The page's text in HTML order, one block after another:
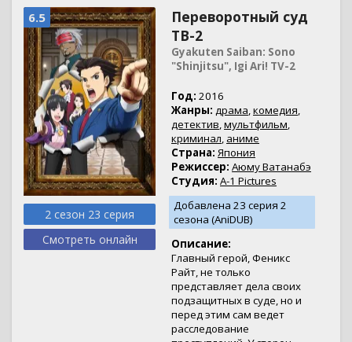
6.5
2 сезон 23 серия
Смотреть онлайн
Переворотный суд
ТВ-2
Gyakuten Saiban: Sono
"Shinjitsu", Igi Ari! TV-2
Год: 2016
Жанры: драма,комедия,
детектив,мультфильм,
криминал, аниме
Страна: Япония
Режиссер: Аюму Ватанабэ
Студия: A-1 Pictures
Добавлена 23 серия 2
сезона (AniDUB)
Описание:
Главный герой, Феникс
Райт, не только
представляет дела своих
подзащитных в суде, но и
перед этим сам ведет
расследование